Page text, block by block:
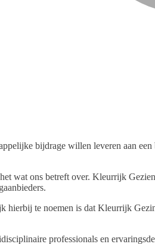
bijdrage willen leveren aan een
wat ons betreft over. Kleurrijk
hierbij te noemen is dat Kleurrijk
professionals en